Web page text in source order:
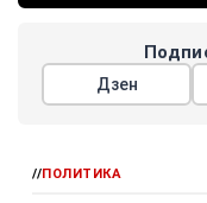
Дзен
//ПОЛИТИКА